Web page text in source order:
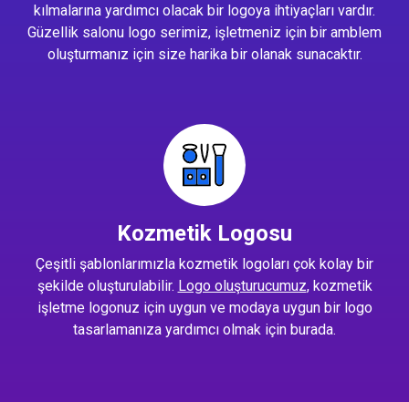
kılmalarına yardımcı olacak bir logoya ihtiyaçları vardır.
Güzellik salonu logo serimiz, işletmeniz için bir amblem
oluşturmanız için size harika bir olanak sunacaktır.
Kozmetik Logosu
Çeşitli şablonlarımızla kozmetik logoları çok kolay bir
şekilde oluşturulabilir. Logo oluşturucumuz, kozmetik
işletme logonuz için uygun ve modaya uygun bir logo
tasarlamanıza yardımcı olmak için burada.